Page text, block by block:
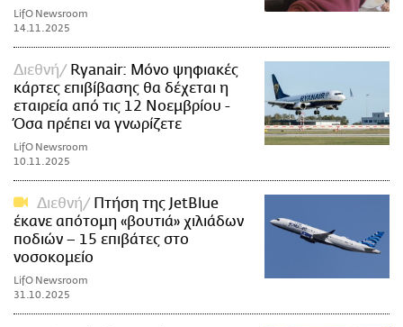
LifO Newsroom
14.11.2025
Διεθνή
Ryanair: Μόνο ψηφιακές
κάρτες επιβίβασης θα δέχεται η
εταιρεία από τις 12 Νοεμβρίου -
Όσα πρέπει να γνωρίζετε
LifO Newsroom
10.11.2025
Διεθνή
Πτήση της JetBlue
έκανε απότομη «βουτιά» χιλιάδων
ποδιών – 15 επιβάτες στο
νοσοκομείο
LifO Newsroom
31.10.2025